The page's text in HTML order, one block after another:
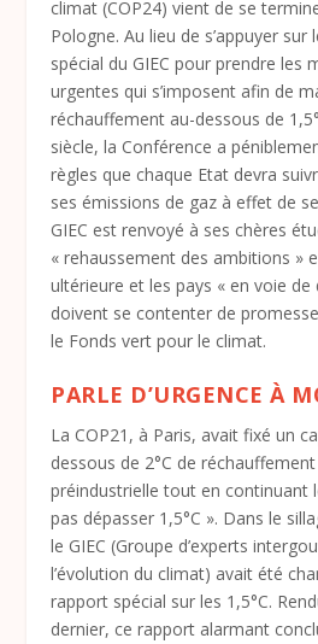
climat (COP24) vient de se
Pologne. Au lieu de s’appuyer
spécial du GIEC pour prendre les
urgentes qui s’imposent afin de
réchauffement au-dessous de
siècle, la Conférence a
règles que chaque Etat devra
ses émissions de gaz à effet de
GIEC est renvoyé à ses chères
« rehaussement des ambitions »
ultérieure et les pays « en voie
doivent se contenter de
le Fonds vert pour le climat.
PARLE D’URGENCE À
La COP21, à Paris, avait fixé un
dessous de 2°C de
préindustrielle tout en continuant
pas dépasser 1,5°C ». Dans le
le GIEC (Groupe d’experts
l’évolution du climat) avait été
rapport spécial sur les 1,5°C.
dernier, ce rapport alarmant